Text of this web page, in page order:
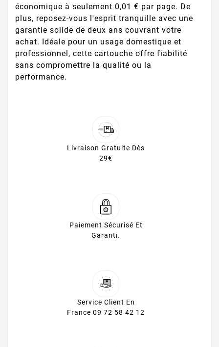
économique à seulement 0,01 € par page. De
plus, reposez-vous l'esprit tranquille avec une
garantie solide de deux ans couvrant votre
achat. Idéale pour un usage domestique et
professionnel, cette cartouche offre fiabilité
sans compromettre la qualité ou la
performance.
Livraison Gratuite Dès
29€
Paiement Sécurisé Et
Garanti.
Service Client En
France 09 72 58 42 12